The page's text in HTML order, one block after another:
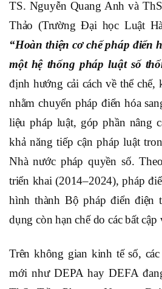
TS. Nguyễn Quang Anh và
Thảo (Trường Đại học Luật
“Hoàn thiện cơ chế pháp điển
một hệ thống pháp luật số
định hướng cải cách về thể chế,
nhằm chuyển pháp điển hóa
liệu pháp luật, góp phần nâng
khả năng tiếp cận pháp luật
Nhà nước pháp quyền số.
triển khai (2014–2024), pháp
hình thành Bộ pháp điển điện
dụng còn hạn chế do các bất cập
Trên không gian kinh tế số,
mới như DEPA hay DEFA